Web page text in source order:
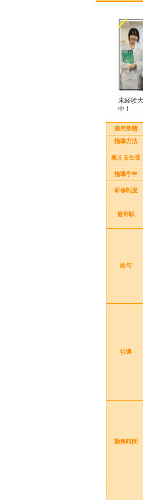
未経験
中！
雇用形態
指導方法
教える生徒
指導学年
研修制度
最寄駅
給与
待遇
勤務時間